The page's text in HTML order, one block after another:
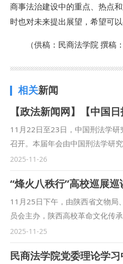
商事法治建设中的重点、热点
时也对未来提出展望，希望可
（供稿：民商法学院 撰稿
相关新闻
11月22日至23日，中国刑法学
召开。本届年会由中国刑法学研
办。会议深入学习贯彻习近平法
四中全会精神和中央全面依法治
发展、高水平安全的刑法保障”为
中的重大理论和实践问题展开深
的专家学者及实务界代表等近五
上，“人民教育家”、中国刑法学
讲话。全国人大常委会法制工作
民法院党组成员、副院长沈亮，
2025-11-26
“烽火八秩行”高校巡展
11月25日下午，由陕西省文物局
员会主办，陕西高校革命文化传
秩行”——纪念中国人民抗日战争
年高校巡展巡讲活动在我校满天
自西安事变纪念馆，延安凤凰山
2025-11-25